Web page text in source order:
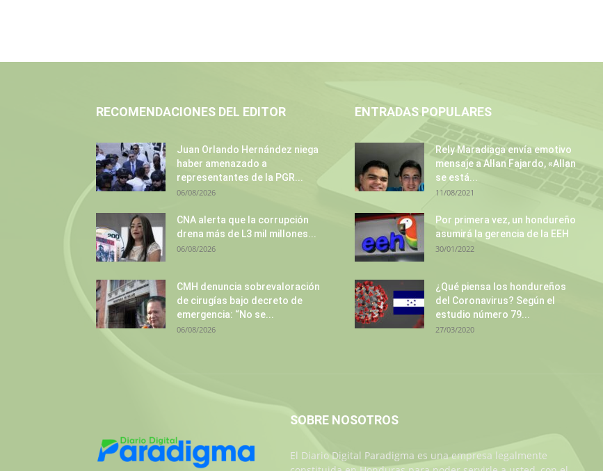
RECOMENDACIONES DEL EDITOR
Juan Orlando Hernández niega
haber amenazado a
representantes de la PGR...
06/08/2026
CNA alerta que la corrupción
drena más de L3 mil millones...
06/08/2026
CMH denuncia sobrevaloración
de cirugías bajo decreto de
emergencia: “No se...
06/08/2026
ENTRADAS POPULARES
Rely Maradiaga envía emotivo
mensaje a Allan Fajardo, «Allan
se está...
11/08/2021
Por primera vez, un hondureño
asumirá la gerencia de la EEH
30/01/2022
¿Qué piensa los hondureños
del Coronavirus? Según el
estudio número 79...
27/03/2020
SOBRE NOSOTROS
El Diario Digital Paradigma es una empresa legalmente